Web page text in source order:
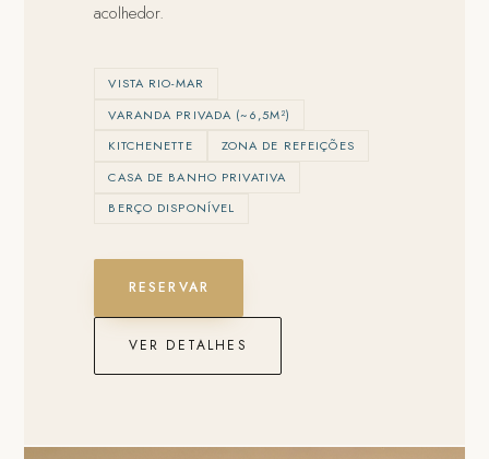
acolhedor.
VISTA RIO-MAR
VARANDA PRIVADA (~6,5M²)
KITCHENETTE
ZONA DE REFEIÇÕES
CASA DE BANHO PRIVATIVA
BERÇO DISPONÍVEL
RESERVAR
VER DETALHES